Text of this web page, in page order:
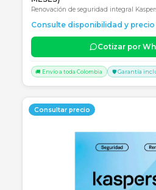
Cotizar
🚚 Envío a toda Colombia 🛡️
Consultar precio